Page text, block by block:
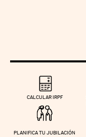
CALCULAR IRPF
PLANIFICA TU JUBILACIÓN